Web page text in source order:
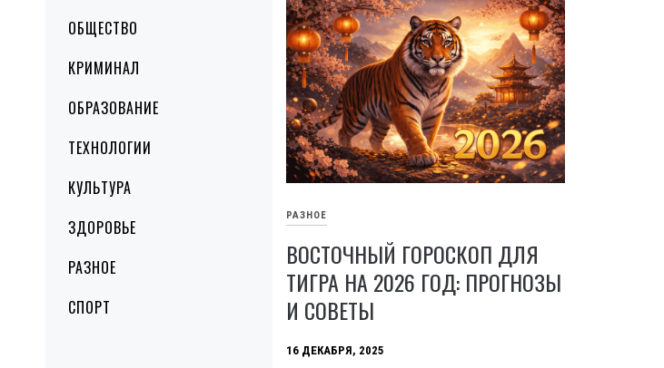
ОБЩЕСТВО
КРИМИНАЛ
ОБРАЗОВАНИЕ
ТЕХНОЛОГИИ
КУЛЬТУРА
ЗДОРОВЬЕ
РАЗНОЕ
СПОРТ
РАЗНОЕ
ВОСТОЧНЫЙ ГОРОСКОП ДЛЯ
ТИГРА НА 2026 ГОД: ПРОГНОЗЫ
И СОВЕТЫ
16 ДЕКАБРЯ, 2025